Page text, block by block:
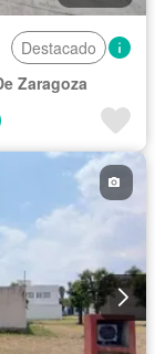
Destacado
Zaragoza